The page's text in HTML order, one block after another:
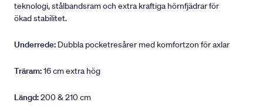
teknologi, stålbandsram och extra kraftiga hörnfjädrar för
ökad stabilitet.
Underrede: Dubbla pocketresårer med komfortzon för axlar
Träram:16 cm extra hög
Längd:200 & 210 cm